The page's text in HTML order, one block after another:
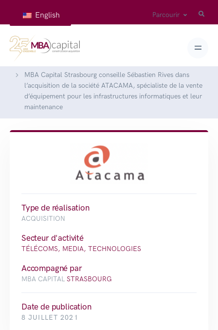
English Parcourir
MBA Capital Strasbourg conseille Sébastien Rives dans
l’acquisition de la société ATACAMA, spécialiste de la vente
d’équipement pour les infrastructures informatiques et leur
maintenance
Type de réalisation
ACQUISITION
Secteur d'activité
TÉLÉCOMS, MEDIA, TECHNOLOGIES
Accompagné par
MBA CAPITAL STRASBOURG
Date de publication
8 JUILLET 2021